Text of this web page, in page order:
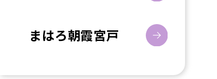
まはろ朝霞宮戸